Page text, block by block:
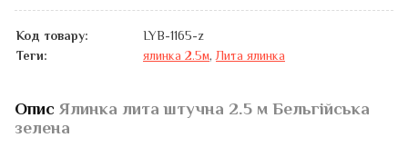
Код товару:
LYB-1165-z
Теги:
ялинка 2.5м, Лита ялинка
Опис Ялинка лита штучна 2.5 м Бельгійська
зелена